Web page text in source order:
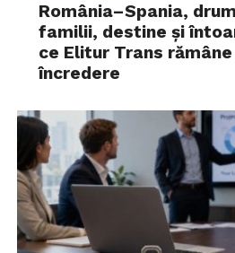
România–Spania,
familii, destine și
ce Elitur Trans
încredere